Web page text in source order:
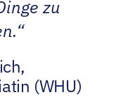
zu
(WHU)